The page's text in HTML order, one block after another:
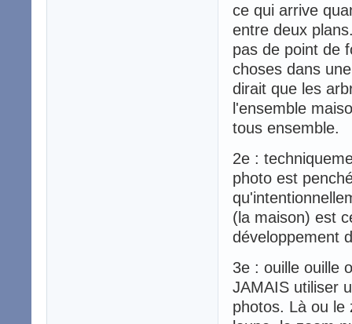
ce qui arrive
entre deux
pas de point de
choses dans
dirait que les
l'ensemble
tous ensemble.
2e :
photo est
(la maison) est
développement
3e : ouille ouille
JAMAIS utiliser
photos. Là ou le